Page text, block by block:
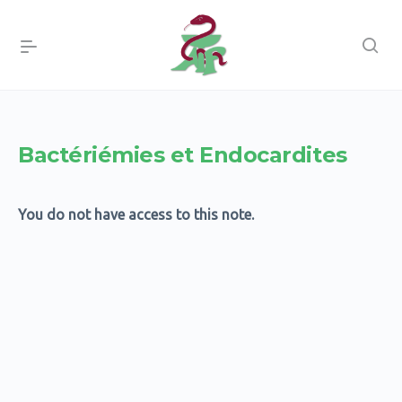
Bactériémies et Endocardites
You do not have access to this note.